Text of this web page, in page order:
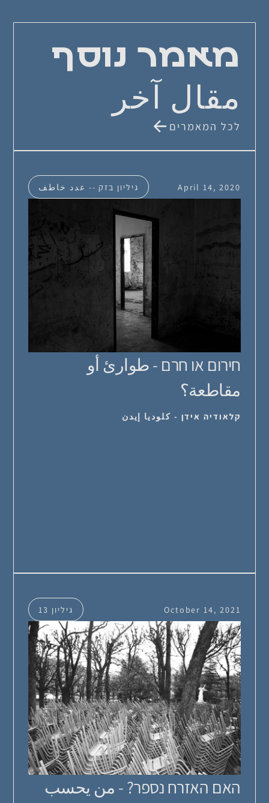
מאמר נוסף
مقال آخر
לכל המאמרים
April 14, 2020 גיליון בזק -- عدد خاطف
חירום או חרם - طوارئ أو
مقاطعة؟
קלאודיה אידן - كلوديا إيدن
October 14, 2021 גיליון 13
האם האזרח נספר? - من يحسب